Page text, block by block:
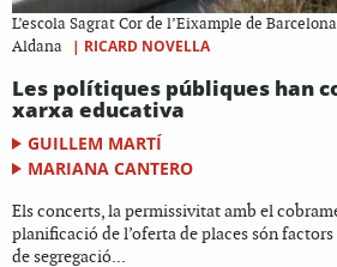
L’escola Sagrat Cor de l’Eixample de
Aldana
| RICARD NOVELLA
Les polítiques públiques han
xarxa educativa
GUILLEM MARTÍ
MARIANA CANTERO
Els concerts, la permissivitat amb el
planificació de l’oferta de places són
de segregació...